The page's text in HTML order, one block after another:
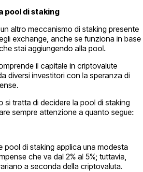
pool di staking
altro meccanismo di staking presente
exchange, anche se funziona in base
stai aggiungendo alla pool.
il capitale in criptovalute
diversi investitori con la speranza di
si tratta di decidere la pool di staking
sempre attenzione a quanto segue:
pool di staking applica una modesta
che va dal 2% al 5%; tuttavia,
a seconda della criptovaluta.